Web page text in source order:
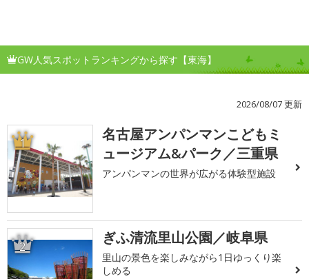
GW人気スポットランキングから探す【東海】
2026/08/07 更新
1
名古屋アンパンマンこどもミ
ュージアム&パーク／三重県
アンパンマンの世界が広がる体験型施設
2 ぎふ清流里山公園／岐阜県
里山の景色を楽しみながら1日ゆっくり楽
しめる